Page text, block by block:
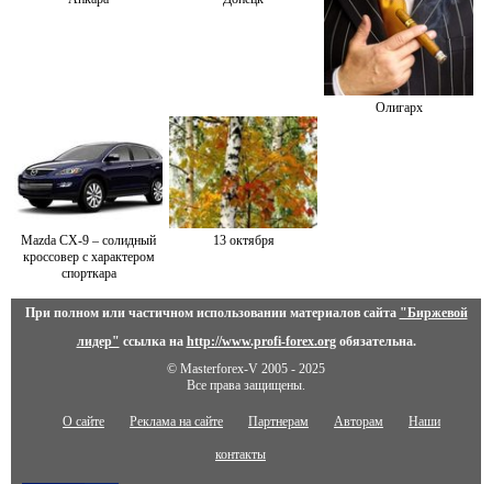
Олигарх
Mazda CX-9 – солидный
кроссовер с характером
спорткара
13 октября
При полном или частичном использовании материалов сайта "Биржевой
лидер" ссылка на http://www.profi-forex.orgобязательна.
© Masterforex-V 2005 - 2025
Все права защищены.
О сайте Реклама на сайте Партнерам Авторам Наши
контакты